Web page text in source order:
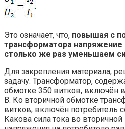
Это означает, что, повышая с
трансформатора напряжение
столько же раз уменьшаем
Для закрепления материала,
задачу. Трансформатор,
обмотке 350 витков, включён
В. Ко вторичной обмотке
витков, включён потребитель
Какова сила тока во